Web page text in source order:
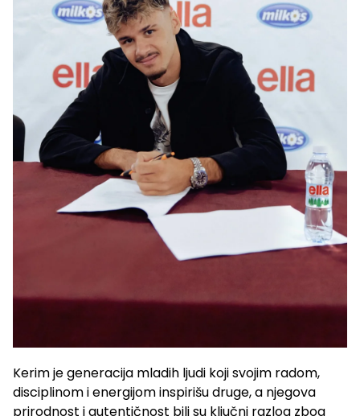
Kerim je generacija mladih ljudi koji svojim radom,
disciplinom i energijom inspirišu druge, a njegova
prirodnost i autentičnost bili su ključni razlog zbog